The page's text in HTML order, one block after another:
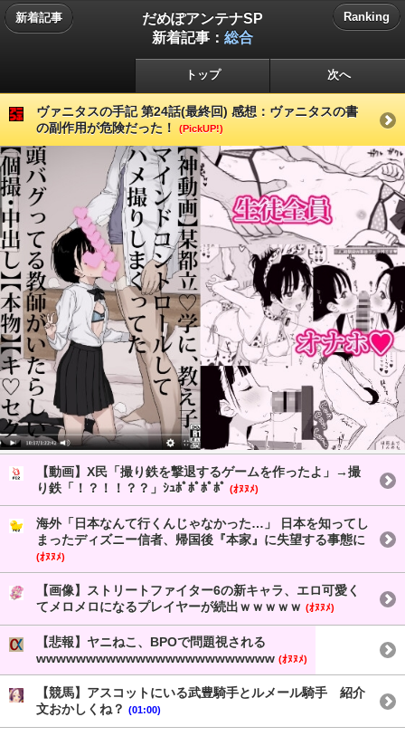
新着記事
だめぽアンテナSP
新着記事： 総合
Ranking
トップ 次へ
ヴァニタスの手記 第24話(最終回) 感想：ヴァニタスの書
の副作用が危険だった！
(PickUP!)
【動画】X民「撮り鉄を撃退するゲームを作ったよ」→撮
り鉄「！？！！？？」ｼｭﾎﾟﾎﾟﾎﾟﾎﾟ (ｵﾇﾇﾒ)
海外「日本なんて行くんじゃなかった…」 日本を知ってし
まったディズニー信者、帰国後『本家』に失望する事態に
(ｵﾇﾇﾒ)
【画像】ストリートファイター6の新キャラ、エロ可愛く
てメロメロになるプレイヤーが続出ｗｗｗｗｗ (ｵﾇﾇﾒ)
【悲報】ヤニねこ、BPOで問題視される
wwwwwwwwwwwwwwwwwwwwwwww (ｵﾇﾇﾒ)
【競馬】アスコットにいる武豊騎手とルメール騎手 紹介
文おかしくね？ (01:00)